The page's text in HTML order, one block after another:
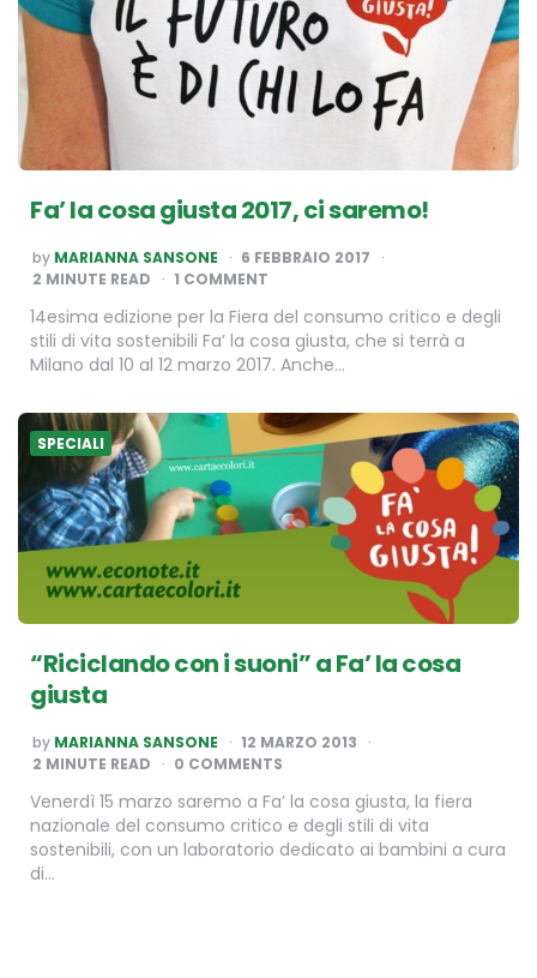
Fa’ la cosa giusta 2017, ci saremo!
POSTED
BY
by MARIANNA SANSONE
6 FEBBRAIO 2017
2 MINUTE READ 1 COMMENT
14esima edizione per la Fiera del consumo critico e degli
stili di vita sostenibili Fa’ la cosa giusta, che si terrà a
Milano dal 10 al 12 marzo 2017. Anche…
SPECIALI
“Riciclando con i suoni” a Fa’ la cosa
giusta
POSTED
BY
by MARIANNA SANSONE
12 MARZO 2013
2 MINUTE READ 0 COMMENTS
Venerdì 15 marzo saremo a Fa’ la cosa giusta, la fiera
nazionale del consumo critico e degli stili di vita
sostenibili, con un laboratorio dedicato ai bambini a cura
di…